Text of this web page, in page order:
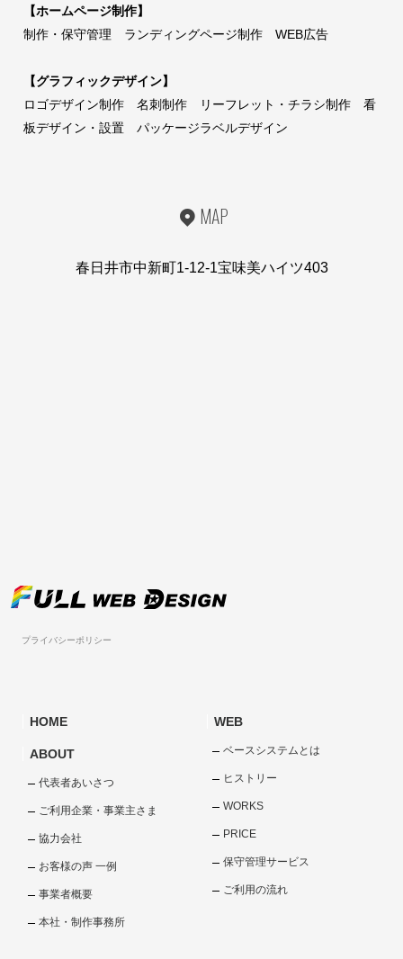
【ホームページ制作】
制作・保守管理 ランディングページ制作 WEB広告
【グラフィックデザイン】
ロゴデザイン制作 名刺制作 リーフレット・チラシ制作 看
板デザイン・設置 パッケージラベルデザイン
MAP
春日井市中新町1-12-1宝味美ハイツ403
プライバシーポリシー
HOME
ABOUT
代表者あいさつ
ご利用企業・事業主さま
協力会社
お客様の声 一例
事業者概要
本社・制作事務所
WEB
ベースシステムとは
ヒストリー
WORKS
PRICE
保守管理サービス
ご利用の流れ